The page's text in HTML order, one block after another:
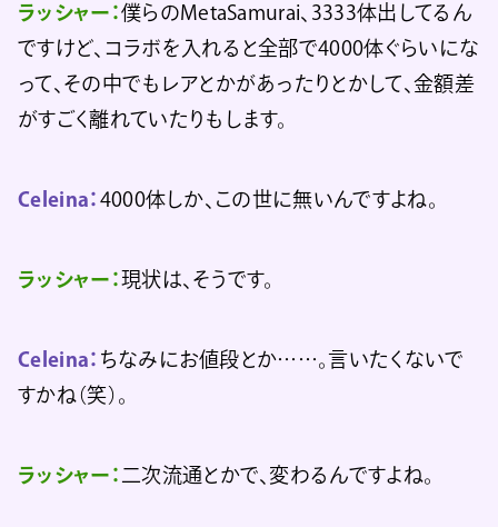
ラッシャー：僕らのMetaSamurai、3333体出してるん
ですけど、コラボを入れると全部で4000体ぐらいにな
って、その中でもレアとかがあったりとかして、金額差
がすごく離れていたりもします。
Celeina： 4000体しか、この世に無いんですよね。
ラッシャー：現状は、そうです。
Celeina： ちなみにお値段とか……。言いたくないで
すかね（笑）。
ラッシャー： 二次流通とかで、変わるんですよね。